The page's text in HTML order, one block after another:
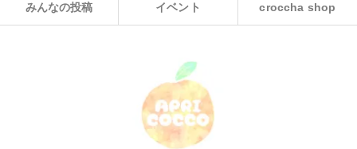
みんなの投稿 イベント croccha shop